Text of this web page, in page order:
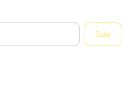
Szukaj